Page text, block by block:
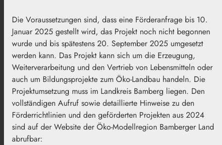
Die Voraussetzungen sind, dass eine Förderanfrage bis 10.
Januar 2025 gestellt wird, das Projekt noch nicht begonnen
wurde und bis spätestens 20. September 2025 umgesetzt
werden kann. Das Projekt kann sich um die Erzeugung,
Weiterverarbeitung und den Vertrieb von Lebensmitteln oder
auch um Bildungsprojekte zum Öko-Landbau handeln. Die
Projektumsetzung muss im Landkreis Bamberg liegen. Den
vollständigen Aufruf sowie detaillierte Hinweise zu den
Förderrichtlinien und den geförderten Projekten aus 2024
sind auf der Website der Öko-Modellregion Bamberger Land
abrufbar: